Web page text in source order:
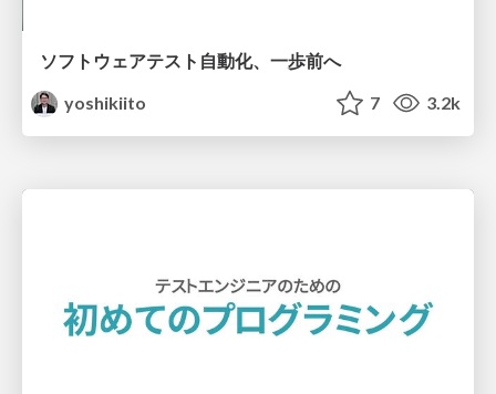
ソフトウェアテスト自動化、一歩前へ
yoshikiito
7 3.2k